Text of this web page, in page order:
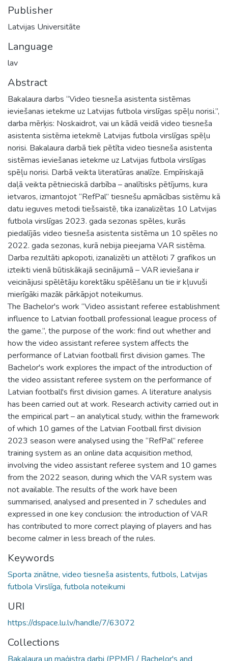
Publisher
Latvijas Universitāte
Language
lav
Abstract
Bakalaura darbs “Video tiesneša asistenta sistēmas
ieviešanas ietekme uz Latvijas futbola virslīgas spēļu norisi.”,
darba mērķis: Noskaidrot, vai un kādā veidā video tiesneša
asistenta sistēma ietekmē Latvijas futbola virslīgas spēļu
norisi. Bakalaura darbā tiek pētīta video tiesneša asistenta
sistēmas ieviešanas ietekme uz Latvijas futbola virslīgas
spēļu norisi. Darbā veikta literatūras analīze. Empīriskajā
daļā veikta pētnieciskā darbība – analītisks pētījums, kura
ietvaros, izmantojot “RefPal” tiesnešu apmācības sistēmu kā
datu ieguves metodi tiešsaistē, tika izanalizētas 10 Latvijas
futbola virslīgas 2023. gada sezonas spēles, kurās
piedalījās video tiesneša asistenta sistēma un 10 spēles no
2022. gada sezonas, kurā nebija pieejama VAR sistēma.
Darba rezultāti apkopoti, izanalizēti un attēloti 7 grafikos un
izteikti vienā būtiskākajā secinājumā – VAR ieviešana ir
veicinājusi spēlētāju korektāku spēlēšanu un tie ir kļuvuši
mierīgāki mazāk pārkāpjot noteikumus.
The Bachelor's work “Video assistant referee establishment
influence to Latvian football professional league process of
the game.”, the purpose of the work: find out whether and
how the video assistant referee system affects the
performance of Latvian football first division games. The
Bachelor's work explores the impact of the introduction of
the video assistant referee system on the performance of
Latvian football's first division games. A literature analysis
has been carried out at work. Research activity carried out in
the empirical part – an analytical study, within the framework
of which 10 games of the Latvian Football first division
2023 season were analysed using the “RefPal” referee
training system as an online data acquisition method,
involving the video assistant referee system and 10 games
from the 2022 season, during which the VAR system was
not available. The results of the work have been
summarised, analysed and presented in 7 schedules and
expressed in one key conclusion: the introduction of VAR
has contributed to more correct playing of players and has
become calmer in less breach of the rules.
Keywords
Sporta zinātne, video tiesneša asistents, futbols, Latvijas
futbola Virslīga, futbola noteikumi
URI
https://dspace.lu.lv/handle/7/63072
Collections